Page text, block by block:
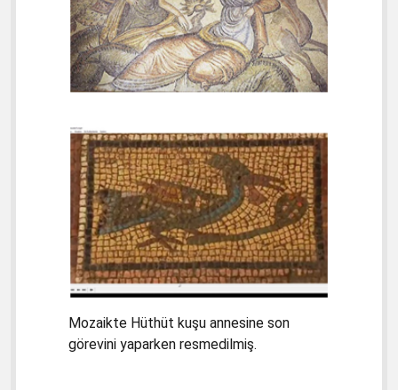
Mozaikte Hüthüt kuşu annesine son
görevini yaparken resmedilmiş.